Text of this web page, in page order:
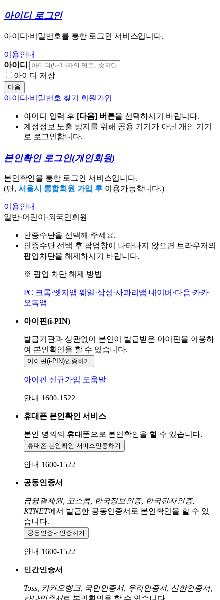
아이디 로그인
아이디·비밀번호를 통한 로그인 서비스입니다.
이용안내
아이디
아이디 저장
다음
아이디·비밀번호 찾기 회원가입
아이디 입력 후 [다음] 버튼을 선택하시기 바랍니다.
계정정보 노출 방지를 위해 공용 기기가 아닌 개인 기기
로 로그인합니다.
본인확인 로그인(개인회원)
본인확인을 통한 로그인 서비스입니다.
(단, 서울시 통합회원 가입 후 이용가능합니다.)
이용안내
일반·어린이·외국인회원
인증수단을 선택해 주세요.
인증수단 선택 후 팝업창이 나타나지 않으면 브라우저의
팝업차단을 해제하시기 바랍니다.
※ 팝업 차단 해제 방법
PC 크롬·엣지앱 웨일·삼성·사파리앱 네이버·다음·카카
오톡앱
아이핀(i-PIN)
발급기관과 상관없이 본인이 발급받은 아이핀을 이용하
여 본인확인을 할 수 있습니다.
아이핀(i-PIN)인증하기
아이핀 신규가입 도움말
안내 1600-1522
휴대폰 본인확인 서비스
본인 명의의 휴대폰으로 본인확인을 할 수 있습니다.
휴대폰 본인확인 서비스인증하기
안내 1600-1522
공동인증서
금융결제원, 코스콤, 한국정보인증, 한국전자인증,
KTNET에서 발급한 공동인증서로 본인확인을 할 수 있
습니다.
공동인증서 인증하기
안내 1600-1522
민간인증서
Toss, 카카오뱅크, 국민인증서, 우리인증서, 신한인증서,